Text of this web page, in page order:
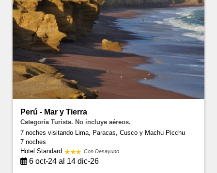
Perú - Mar y Tierra
Categoría Turista. No incluye aéreos.
7 noches visitando Lima, Paracas, Cusco y Machu Picchu
7 noches
Hotel Standard
Con Desayuno
6 oct-24 al 14 dic-26